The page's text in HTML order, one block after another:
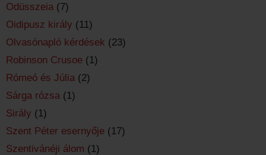
Odüsszeia (7)
Oidipusz király (11)
Olvasónapló kérdések (23)
Robinson Crusoe (1)
Rómeó és Júlia (2)
Sárga rózsa (1)
Sirály (1)
Szent Péter esernyője (17)
Szentivánéji álom (1)